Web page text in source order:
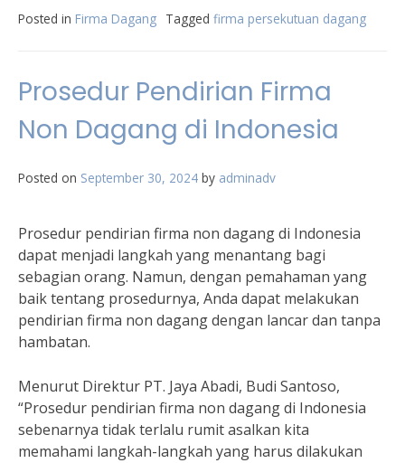
Posted in Firma Dagang Tagged firma persekutuan dagang
Prosedur Pendirian Firma
Non Dagang di Indonesia
Posted on September 30, 2024 by adminadv
Prosedur pendirian firma non dagang di Indonesia
dapat menjadi langkah yang menantang bagi
sebagian orang. Namun, dengan pemahaman yang
baik tentang prosedurnya, Anda dapat melakukan
pendirian firma non dagang dengan lancar dan tanpa
hambatan.
Menurut Direktur PT. Jaya Abadi, Budi Santoso,
“Prosedur pendirian firma non dagang di Indonesia
sebenarnya tidak terlalu rumit asalkan kita
memahami langkah-langkah yang harus dilakukan